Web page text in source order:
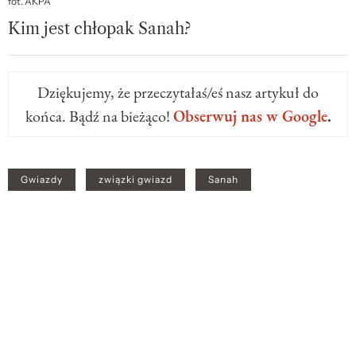
Kim jest chłopak Sanah?
Dziękujemy, że przeczytałaś/eś nasz artykuł do
końca. Bądź na bieżąco!Obserwuj nas w Google.
Gwiazdy związki gwiazd Sanah